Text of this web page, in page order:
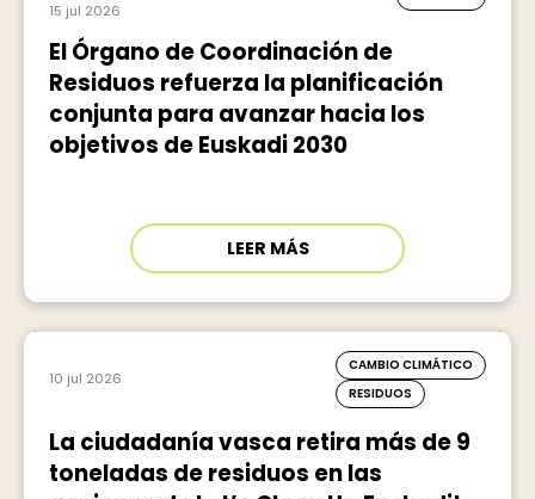
15 jul 2026
El Órgano de Coordinación de
Residuos refuerza la planificación
conjunta para avanzar hacia los
objetivos de Euskadi 2030
LEER MÁS
10 jul 2026
CAMBIO CLIMÁTICO
RESIDUOS
La ciudadanía vasca retira más de 9
toneladas de residuos en las